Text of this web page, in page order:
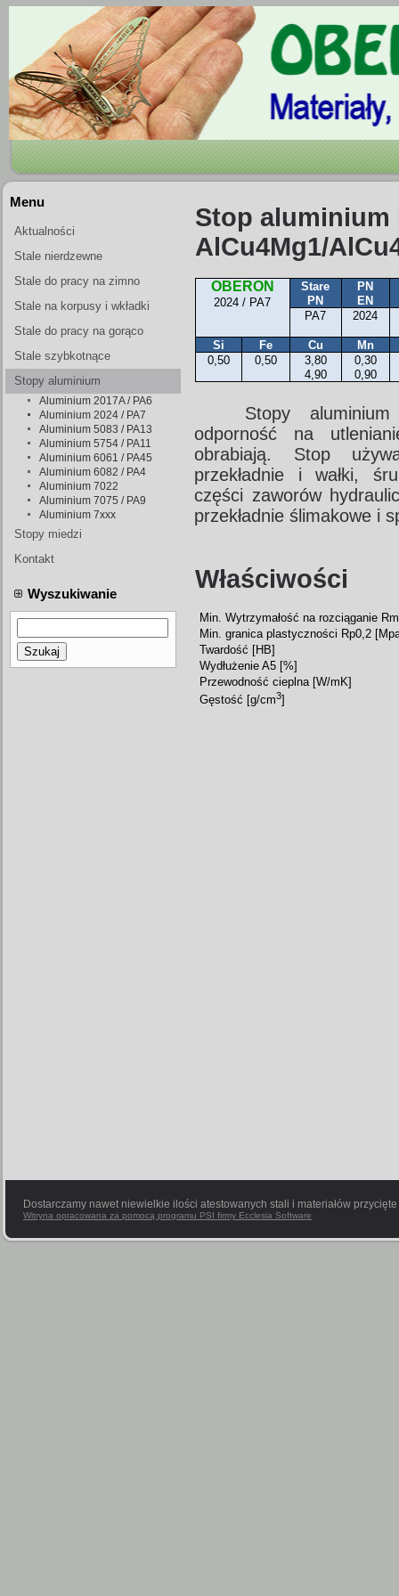
Menu
Aktualności
Stale nierdzewne
Stale do pracy na zimno
Stale na korpusy i wkładki
form wtryskowych
Stale do pracy na gorąco
Stale szybkotnące
Stopy aluminium
Aluminium 2017A / PA6
Aluminium 2024 / PA7
Aluminium 5083 / PA13
Aluminium 5754 / PA11
Aluminium 6061 / PA45
Aluminium 6082 / PA4
Aluminium 7022
Aluminium 7075 / PA9
Aluminium 7xxx
Stopy miedzi
Kontakt
Wyszukiwanie
Szukaj
Stop aluminium
AlCu4Mg1/
OBERON
2024 / PA7
Stare
PN
PN
EN
PA7
2024
Si Fe Cu
Mn
0,50
0,50
3,80
4,90
0,30
0,90
Stopy
odporność na
obrabiają. Stop
przekładnie i wałki,
części zaworów
przekładnie ślimakowe i
Właściwości
Min. Wytrzymałość na rozciąganie
Min. granica plastyczności Rp0,2
Twardość [HB]
Wydłużenie A5 [%]
Przewodność cieplna [W/mK]
Gęstość [g/cm3]
Dostarczamy nawet niewielkie ilości atestowanych stali i materiałów
Witryna opracowana za pomocą programu PSI firmy Ecclesia Software